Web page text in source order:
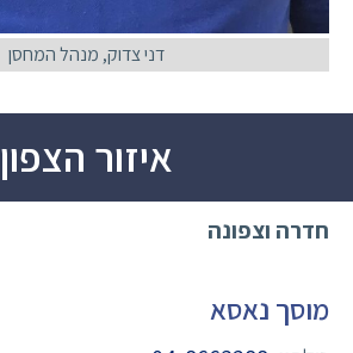
דני צדוק, מנהל המחסן
איזור הצפון
חדרה וצפונה
מוסך נאסא